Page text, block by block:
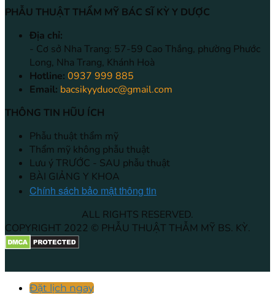
PHẪU THUẬT THẨM MỸ BÁC SĨ KỲ Y DƯỢC
Địa chỉ:
- Cơ sở Nha Trang: 57-59 Cao Thắng, phường Phước
Long, Nha Trang, Khánh Hoà
Hotline: 0937 999 885
Email: bacsikyyduoc@gmail.com
THÔNG TIN HŨU ÍCH
Phẫu thuật thẩm mỹ
Thẩm mỹ không phẫu thuật
Lưu ý TRƯỚC - SAU phẫu thuật
BÀI GIẢNG Y KHOA
Chính sách bảo mật thông tin
ALL RIGHTS RESERVED.
COPYRIGHT 2022 © PHẪU THUẬT THẪM MỸ BS. KỲ.
Đặt lịch ngay